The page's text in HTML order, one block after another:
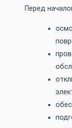
Перед